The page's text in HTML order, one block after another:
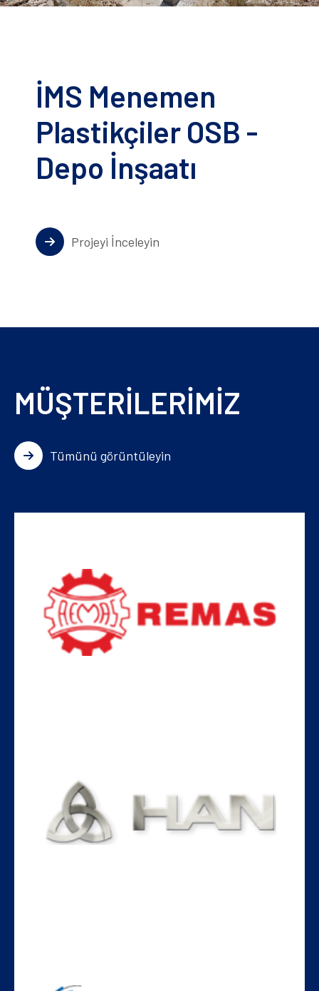
İMS Menemen
Plastikçiler OSB -
Depo İnşaatı
Projeyi İnceleyin
MÜŞTERİLERİMİZ
Tümünü görüntüleyin